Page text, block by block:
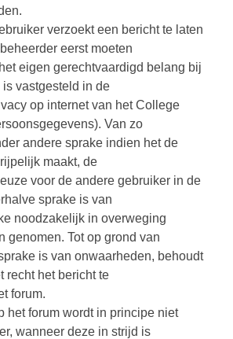
verzoekt een bericht te laten
eerst moeten
eigen gerechtvaardigd belang bij
vastgesteld in de
op internet van het College
Van zo
andere sprake indien het de
maakt, de
voor de andere gebruiker in de
sprake is van
noodzakelijk in overweging
genomen. Tot op grond van
is van onwaarheden, behoudt
recht het bericht te
forum.
het forum wordt in principe niet
wanneer deze in strijd is